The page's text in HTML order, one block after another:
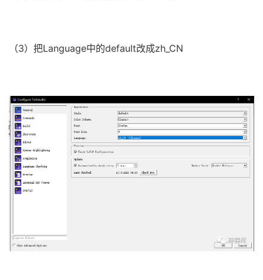
（3）把Language中的default改成zh_CN